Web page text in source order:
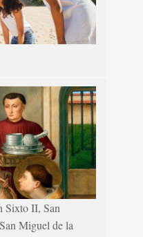
Sixto II, San
Miguel de la